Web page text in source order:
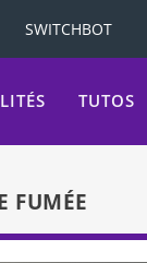
SWITCHBOT
TUTOS
FUMÉE